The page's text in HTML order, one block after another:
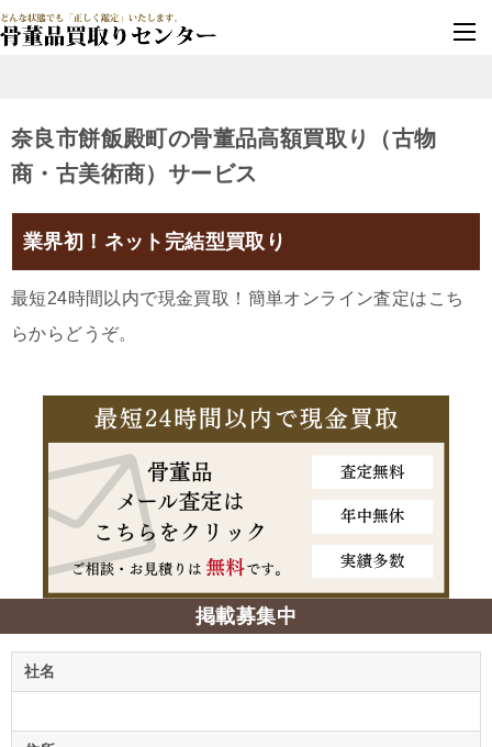
奈良市餅飯殿町の骨董品高額買取り（古物
商・古美術商）サービス
業界初！ネット完結型買取り
最短24時間以内で現金買取！簡単オンライン査定はこち
らからどうぞ。
掲載募集中
社名